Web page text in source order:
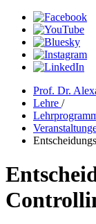
Prof. Dr.
Lehre /